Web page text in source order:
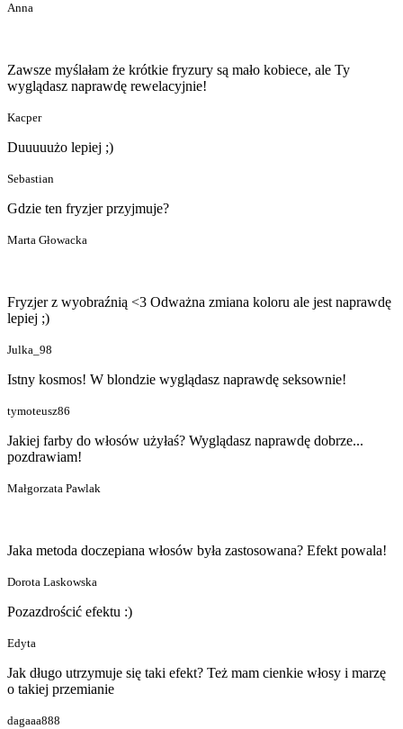
Anna
Zawsze myślałam że krótkie fryzury są mało kobiece, ale Ty
wyglądasz naprawdę rewelacyjnie!
Kacper
Duuuuużo lepiej ;)
Sebastian
Gdzie ten fryzjer przyjmuje?
Marta Głowacka
Fryzjer z wyobraźnią <3 Odważna zmiana koloru ale jest naprawdę
lepiej ;)
Julka_98
Istny kosmos! W blondzie wyglądasz naprawdę seksownie!
tymoteusz86
Jakiej farby do włosów użyłaś? Wyglądasz naprawdę dobrze...
pozdrawiam!
Małgorzata Pawlak
Jaka metoda doczepiana włosów była zastosowana? Efekt powala!
Dorota Laskowska
Pozazdrościć efektu :)
Edyta
Jak długo utrzymuje się taki efekt? Też mam cienkie włosy i marzę
o takiej przemianie
dagaaa888